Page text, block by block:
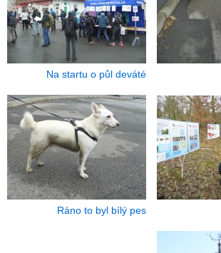
Na startu o půl deváté
Ráno to byl bílý pes